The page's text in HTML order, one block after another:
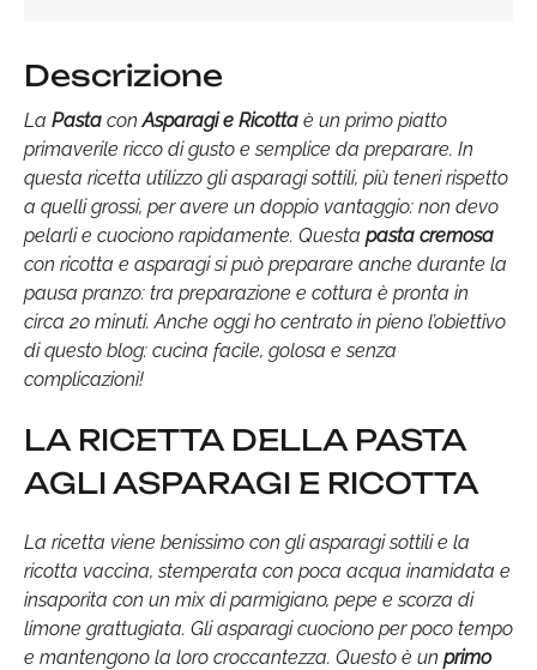
Descrizione
La Pasta conAsparagi e Ricotta è un primo piatto
primaverile ricco di gusto e semplice da preparare. In
questa ricetta utilizzo gli asparagi sottili, più teneri rispetto
a quelli grossi, per avere un doppio vantaggio: non devo
pelarli e cuociono rapidamente. Questa pasta cremosa
con ricotta e asparagi si può preparare anche durante la
pausa pranzo: tra preparazione e cottura è pronta in
circa 20 minuti. Anche oggi ho centrato in pieno l’obiettivo
di questo blog: cucina facile, golosa e senza
complicazioni!
LA RICETTA DELLA PASTA
AGLI ASPARAGI E RICOTTA
La ricetta viene benissimo con gli asparagi sottili e la
ricotta vaccina, stemperata con poca acqua inamidata e
insaporita con un mix di parmigiano, pepe e scorza di
limone grattugiata. Gli asparagi cuociono per poco tempo
e mantengono la loro croccantezza. Questo è un primo